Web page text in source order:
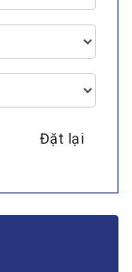
Đặt lại